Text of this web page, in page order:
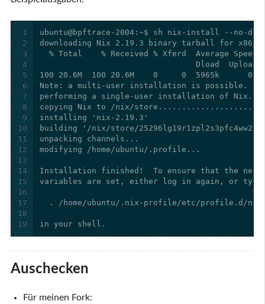
1
2
3
4
5
6
7
8
9
10
11
12
13
14
15
16
17
18
19
in your shell.
Auschecken
Für meinen Fork: